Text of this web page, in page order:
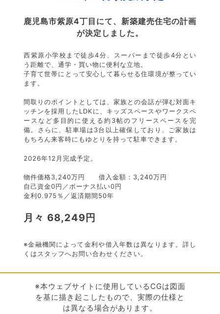
鹿児島市紫原4丁目にて、新築建売住宅の計画
が決定しました。
西紫原小学校まで徒歩4分、スーパーまで徒歩4分とい
う距離で、通学・買い物に便利な立地。
子育て世帯にとって安心して暮らせる住環境が整ってい
ます。
間取りのポイントとしては、家族との会話が弾む対面キ
ッチンを採用したLDKに、キッズスペースやワークスペ
ースなど多目的に使える約3帖のフリースペースを完
備。さらに、駐車場は3台以上確保しており、ご家族は
もちろん来客時にもゆとりを持って駐車できます。
2026年12月完成予定。
物件価格3,240万円 借入金額：3,240万円
自己資金0円／ボーナス払い0円
金利0.975％／返済期間50年
月々 68,249円
※金融機関によって金利や借入年数は異なります。詳し
くはスタッフへお問い合わせください。
※本ウェブサイトに使用しているCGは図面
を基に描き起こしたもので、実際の仕様と
は異なる場合があります。